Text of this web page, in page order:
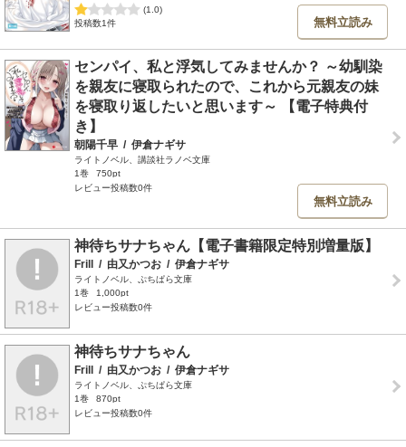
(1.0)
投稿数1件
無料立読み
センパイ、私と浮気してみませんか？ ～幼馴染
を親友に寝取られたので、これから元親友の妹
を寝取り返したいと思います～ 【電子特典付
き】
朝陽千早 / 伊倉ナギサ
ライトノベル、講談社ラノベ文庫
1巻
750pt
レビュー投稿数0件
無料立読み
神待ちサナちゃん【電子書籍限定特別増量版】
Frill / 由又かつお / 伊倉ナギサ
ライトノベル、ぷちぱら文庫
1巻
1,000pt
レビュー投稿数0件
神待ちサナちゃん
Frill / 由又かつお / 伊倉ナギサ
ライトノベル、ぷちぱら文庫
1巻
870pt
レビュー投稿数0件